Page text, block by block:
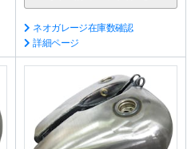
ネオガレージ在庫数確認
詳細ページ